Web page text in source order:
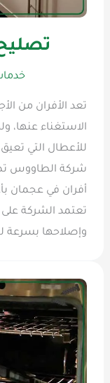
تعد الأفران من
الاستغناء عنها،
للأعطال التي
شركة الطاووس
أفران في عجمان
تعتمد الشركة
وإصلاحها بسرعة